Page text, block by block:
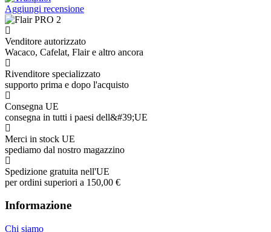
Aggiungi recensione
Venditore autorizzato
Wacaco, Cafelat, Flair e altro ancora
Rivenditore specializzato
supporto prima e dopo l'acquisto
Consegna UE
consegna in tutti i paesi dell&#39;UE
Merci in stock UE
spediamo dal nostro magazzino
Spedizione gratuita nell'UE
per ordini superiori a 150,00 €
Informazione
Chi siamo